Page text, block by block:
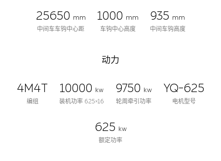
25650 mm
中间车车钩中心距
1000 mm
车钩中心高度
935 mm
中间车钩高度
动力
4M4T
编组
10000 kw
装机功率 625×16
9750 kw
轮周牵引功率
YQ-625
电机型号
625 kw
额定功率